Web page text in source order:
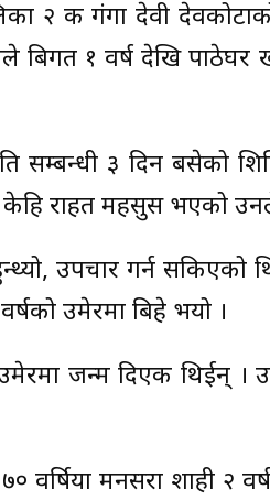
२ की गंगा देवी
१ वर्ष देखि पाठेघर
सम्बन्धी ३ दिन बसेको
राहत महसुस भएको
उपचार गर्न सकिएको
उमेरमा बिहे भयो ।
जन्म दिएकी थिईन् ।
वर्षिया मनसरा शाही २